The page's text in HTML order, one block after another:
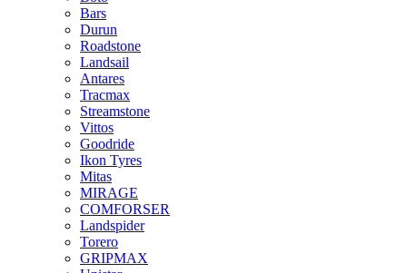
Bars
Durun
Roadstone
Landsail
Antares
Tracmax
Streamstone
Vittos
Goodride
Ikon Tyres
Mitas
MIRAGE
COMFORSER
Landspider
Torero
GRIPMAX